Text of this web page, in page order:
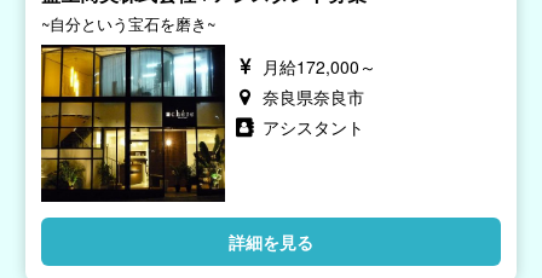
~自分という宝石を磨き~
月給172,000～
奈良県奈良市
アシスタント
詳細を見る